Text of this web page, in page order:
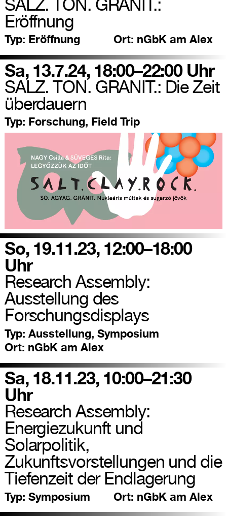
SALZ. TON. GRANIT.:
Eröffnung
Typ: Eröffnung Ort: nGbK am Alex
Sa, 13.7.24, 18:00–22:00 Uhr
SALZ. TON. GRANIT.: Die Zeit
überdauern
Typ: Forschung, Field Trip
So, 19.11.23, 12:00–18:00
Uhr
Research Assembly:
Ausstellung des
Forschungsdisplays
Typ: Ausstellung, Symposium
Ort: nGbK am Alex
Sa, 18.11.23, 10:00–21:30
Uhr
Research Assembly:
Energiezukunft und
Solarpolitik,
Zukunftsvorstellungen und die
Tiefenzeit der Endlagerung
Typ: Symposium Ort: nGbK am Alex